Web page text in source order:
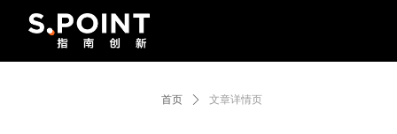
首页 ꄲ 文章详情页